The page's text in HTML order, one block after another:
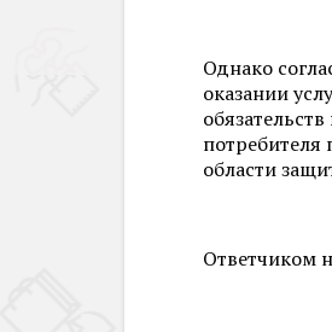
Однако
оказании
области
Ответчиком